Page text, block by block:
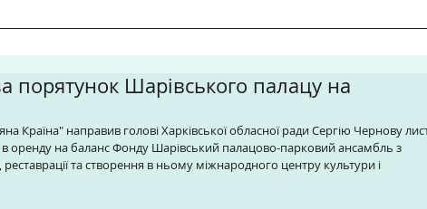
порятунок Шарівського палацу на
в оренду на баланс Фонду Шарівський палацово-парковий ансамбль з
та створення в ньому міжнародного центру культури і